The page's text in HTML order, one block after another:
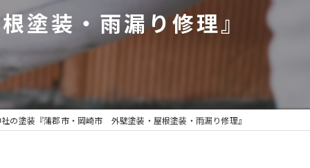
装塗装
協力会社
料
塗装・雨漏り修理』
の塗装『蒲郡市・岡崎市 外壁塗装・屋根塗装・雨漏り修理』